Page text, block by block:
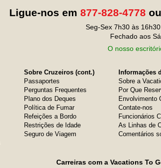
Ligue-nos em 877-828-4778
Seg-Sex 7h30 às
Fechado aos
O nosso
Sobre Cruzeiros (cont.)
Passaportes
Perguntas Frequentes
Plano dos Deques
Política de Fumar
Refeições a Bordo
Restrições de Idade
Seguro de Viagem
Informações
Sobre a
Por Que
Envolvimento
Contate-nos
Funcionários
As Linhas de
Comentários
Carreiras com a Vacations To